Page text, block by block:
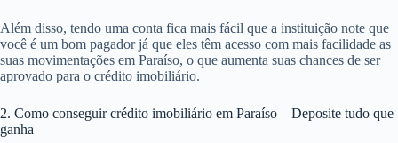
Além disso, tendo uma conta fica mais fácil que a instituição note que
você é um bom pagador já que eles têm acesso com mais facilidade as
suas movimentações em Paraíso, o que aumenta suas chances de ser
aprovado para o crédito imobiliário.
2. Como conseguir crédito imobiliário em Paraíso – Deposite tudo que
ganha